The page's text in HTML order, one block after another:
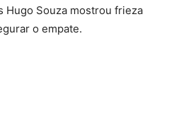
Hugo Souza mostrou frieza
o empate.